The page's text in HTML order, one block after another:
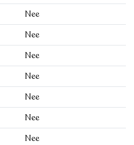
Nee
Nee
Nee
Nee
Nee
Nee
Nee